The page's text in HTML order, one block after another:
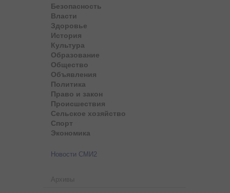
Безопасность
Власти
Здоровье
История
Культура
Образование
Общество
Объявления
Политика
Право и закон
Происшествия
Сельское хозяйство
Спорт
Экономика
Новости СМИ2
Архивы